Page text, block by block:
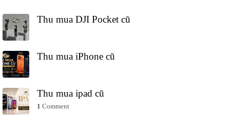
Thu mua DJI Pocket cũ
Thu mua iPhone cũ
Thu mua ipad cũ
1 Comment